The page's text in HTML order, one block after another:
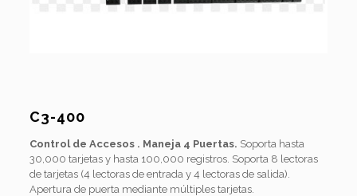
C3-400
Control de Accesos . Maneja 4 Puertas. Soporta hasta
30,000 tarjetas y hasta 100,000 registros. Soporta 8 lectoras
de tarjetas (4 lectoras de entrada y 4 lectoras de salida).
Apertura de puerta mediante múltiples tarjetas.